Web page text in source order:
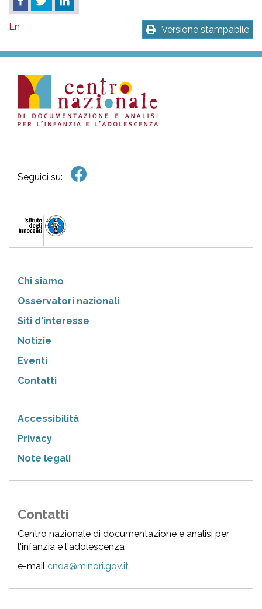
Versione stampabile
En
Seguici su:
Chi siamo
Osservatori nazionali
Siti d'interesse
Notizie
Eventi
Contatti
Accessibilità
Privacy
Note legali
Contatti
Centro nazionale di documentazione e analisi per
l'infanzia e l'adolescenza
e-mail cnda@minori.gov.it